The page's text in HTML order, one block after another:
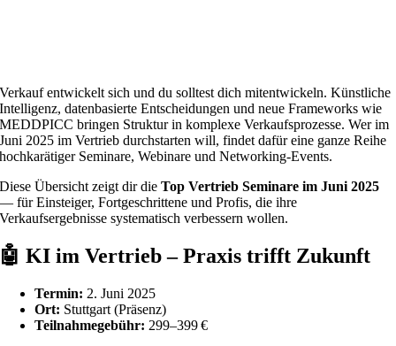
Verkauf entwickelt sich und du solltest dich mitentwickeln. Künstliche
Intelligenz, datenbasierte Entscheidungen und neue Frameworks wie
MEDDPICC bringen Struktur in komplexe Verkaufsprozesse. Wer im
Juni 2025 im Vertrieb durchstarten will, findet dafür eine ganze Reihe
hochkarätiger Seminare, Webinare und Networking-Events.
Diese Übersicht zeigt dir dieTop Vertrieb Seminare im Juni 2025
— für Einsteiger, Fortgeschrittene und Profis, die ihre
Verkaufsergebnisse systematisch verbessern wollen.
🤖KI im Vertrieb – Praxis trifft Zukunft
Termin: 2. Juni 2025
Ort: Stuttgart (Präsenz)
Teilnahmegebühr: 299–399 €